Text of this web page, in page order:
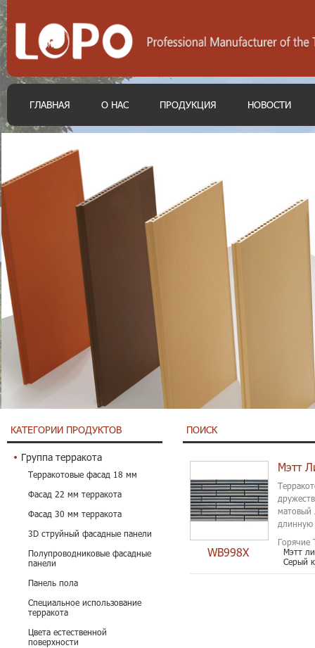
ГЛАВНАЯ О НАС ПРОДУКЦИЯ НОВОСТИ
КАТЕГОРИИ ПРОДУКТОВ
Группа терракота
Терракотовые фасад 18 мм
Фасад 22 мм терракота
Фасад 30 мм терракота
3D струйный фасадные панели
Полупроводниковые фасадные
панели
Панель пола
Специальное использование
терракота
Цвета естественной
поверхности
ПОИСК
WB998X
Мэтт
матовый
Горячие
Мэтт
Серый